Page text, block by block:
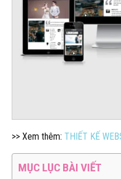
>> Xem thêm: THIẾT KẾ
MỤC LỤC BÀI VIẾT